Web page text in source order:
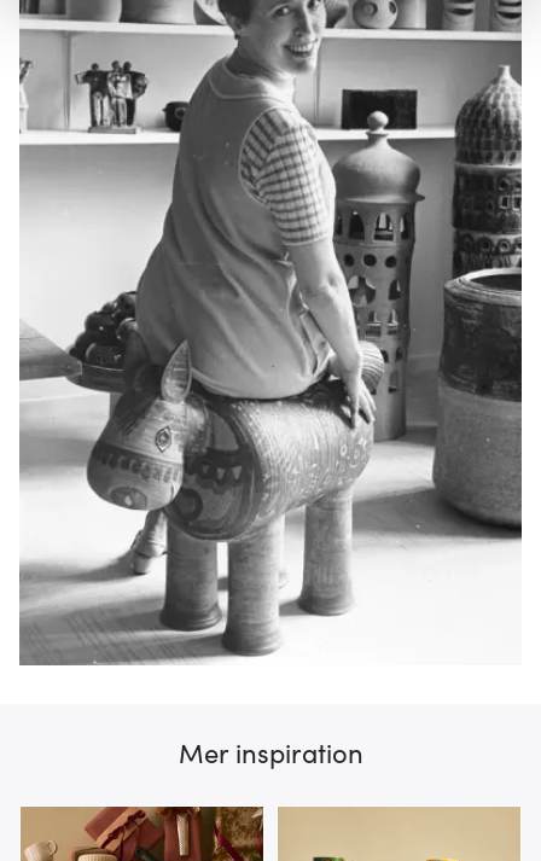
ska anpassas efter det som vi tror att du tycker om. Det
gör också att vi kan analysera vår trafik och göra
hemsidan ännu bättre. Du bestämmer själv vilka cookies
som du vill dela med dig av.
Mer inspiration